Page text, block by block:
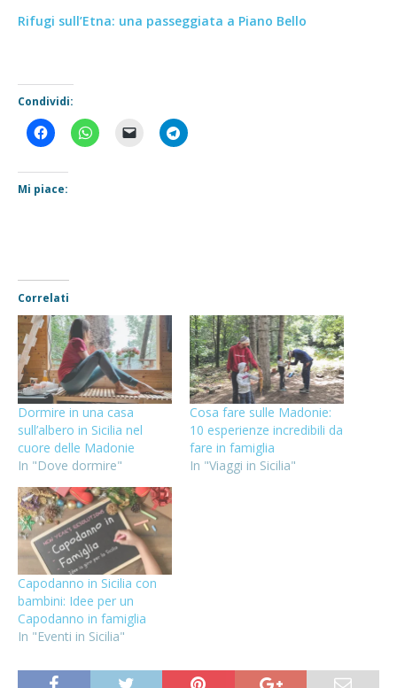
Rifugi sull’Etna: una passeggiata a Piano Bello
Condividi:
Mi piace:
Correlati
Dormire in una casa
sull’albero in Sicilia nel
cuore delle Madonie
In "Dove dormire"
Cosa fare sulle Madonie:
10 esperienze incredibili da
fare in famiglia
In "Viaggi in Sicilia"
Capodanno in Sicilia con
bambini: Idee per un
Capodanno in famiglia
In "Eventi in Sicilia"